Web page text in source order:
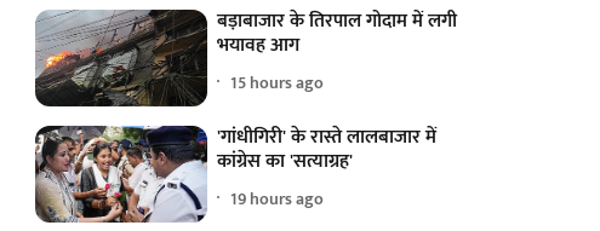
बड़ाबाजार के तिरपाल गोदाम में लगी
भयावह आग
15 hours ago
'गांधीगिरी' के रास्ते लालबाजार में
कांग्रेस का 'सत्याग्रह'
19 hours ago